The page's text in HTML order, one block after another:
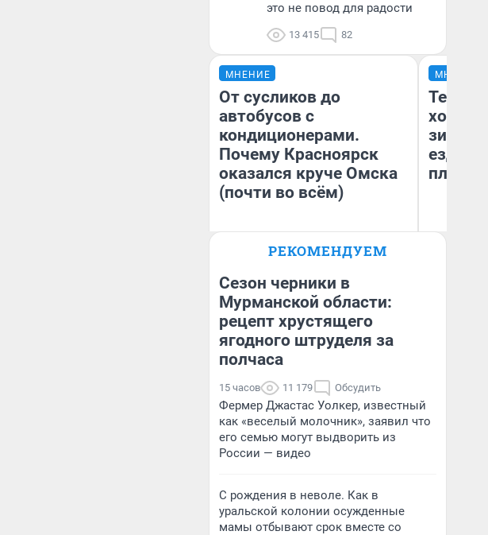
это не повод для радости
13 415 82
МНЕНИЕ
От сусликов до
автобусов с
кондиционерами.
Почему Красноярск
оказался круче Омска
(почти во всём)
МНЕНИЕ
Тепло
зимой.
ездит
плюсы
РЕКОМЕНДУЕМ
Сезон черники в
Мурманской области:
рецепт хрустящего
ягодного штруделя за
полчаса
15 часов 11 179 Обсудить
Фермер Джастас Уолкер, известный
как «веселый молочник», заявил что
его семью могут выдворить из
России — видео
С рождения в неволе. Как в
уральской колонии осужденные
мамы отбывают срок вместе со